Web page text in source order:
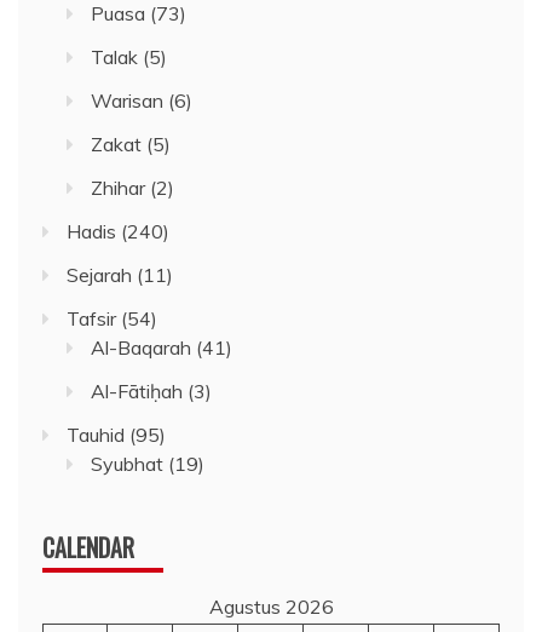
Puasa (73)
Talak (5)
Warisan (6)
Zakat (5)
Zhihar(2)
Hadis (240)
Sejarah (11)
Tafsir(54)
Al-Baqarah (41)
Al-Fātiḥah (3)
Tauhid (95)
Syubhat (19)
CALENDAR
Agustus 2026